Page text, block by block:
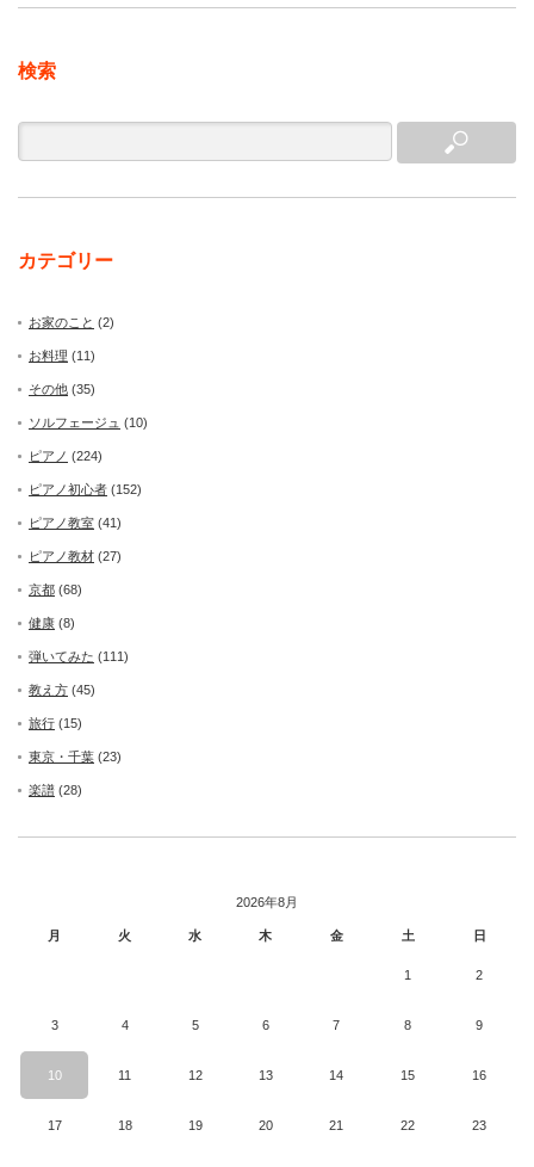
検索
カテゴリー
お家のこと (2)
お料理 (11)
その他 (35)
ソルフェージュ (10)
ピアノ (224)
ピアノ初心者 (152)
ピアノ教室 (41)
ピアノ教材 (27)
京都 (68)
健康 (8)
弾いてみた (111)
教え方 (45)
旅行 (15)
東京・千葉 (23)
楽譜 (28)
2026年8月
月 火 水 木 金 土 日
1 2
3 4 5 6 7 8 9
10 11 12 13 14 15 16
17 18 19 20 21 22 23